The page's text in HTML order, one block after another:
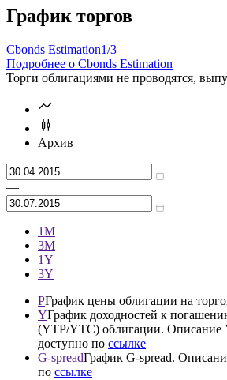
График торгов
Cbonds Estimation1/3
Подробнее о Cbonds Estimation
Торги облигациями не проводятся,
Архив
—
1М
3М
1Y
3Y
PГрафик цены облигации на
YГрафик доходностей к
(YTP/YTC) облигации.
доступно по ссылке
G-spreadГрафик G-spread.
по ссылке